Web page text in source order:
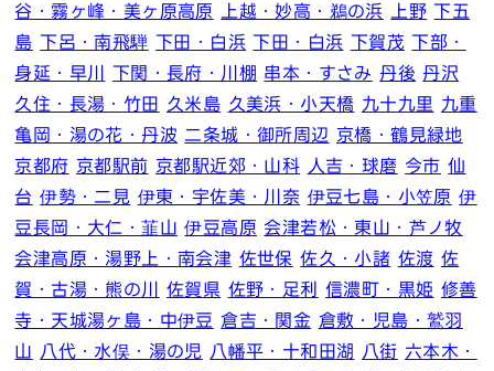
谷・霧ヶ峰・美ヶ原高原
上越・妙高・鵜の浜 上野 下五
島 下呂・南飛騨 下田・白浜 下田・白浜 下賀茂 下部・
身延・早川
下関・長府・川棚 串本・すさみ 丹後 丹沢
久住・長湯・竹田 久米島 久美浜・小天橋 九十九里 九重
亀岡・湯の花・丹波 二条城・御所周辺 京橋・鶴見緑地
京都府 京都駅前 京都駅近郊・山科 人吉・球磨 今市 仙
台 伊勢・二見 伊東・宇佐美・川奈 伊豆七島・小笠原 伊
豆長岡・大仁・韮山 伊豆高原 会津若松・東山・芦ノ牧
会津高原・湯野上・南会津 佐世保 佐久・小諸 佐渡 佐
賀・古湯・熊の川
佐賀県 佐野・足利 信濃町・黒姫 修善
寺・天城湯ヶ島・中伊豆 倉吉・関金 倉敷・児島・鷲羽
山 八代・水俣・湯の児 八幡平・十和田湖 八街 六本木・